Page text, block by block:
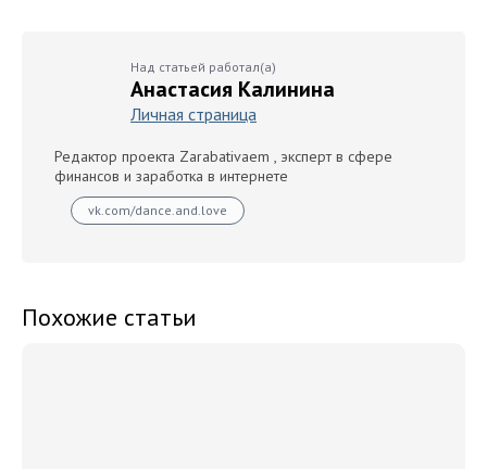
Над статьей работал(а)
Анастасия Калинина
Личная страница
Редактор проекта Zarabativaem , эксперт в сфере
финансов и заработка в интернете
vk.com/dance.and.love
Похожие статьи